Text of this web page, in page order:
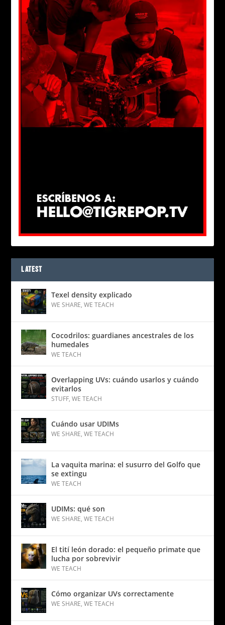
LATEST
Texel density explicado
WE SHARE,WE TEACH
Cocodrilos: guardianes ancestrales de los
humedales
WE TEACH
Overlapping UVs: cuándo usarlos y cuándo
evitarlos
STUFF,WE TEACH
Cuándo usar UDIMs
WE SHARE,WE TEACH
La vaquita marina: el susurro del Golfo que
se extingu
WE TEACH
UDIMs: qué son
WE SHARE,WE TEACH
El tití león dorado: el pequeño primate que
lucha por sobrevivir
WE TEACH
Cómo organizar UVs correctamente
WE SHARE,WE TEACH